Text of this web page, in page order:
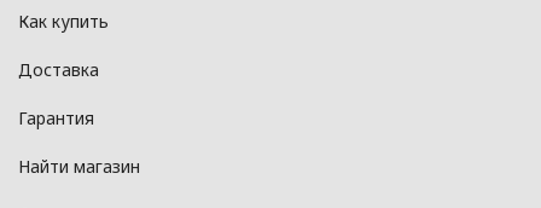
Как купить
Доставка
Гарантия
Найти магазин